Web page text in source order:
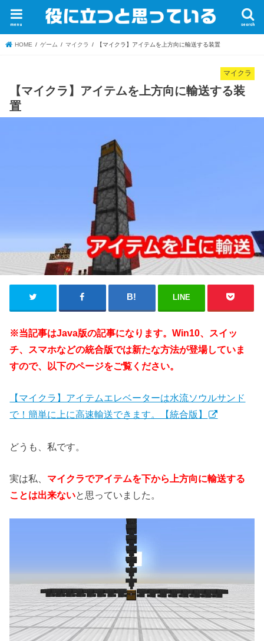
search
menu
HOME ゲーム マイクラ 【マイクラ】アイテムを上方向に輸送する装置
マイクラ
【マイクラ】アイテムを上方向に輸送する装
置
LINE
※当記事はJava版の記事になります。Win10、スイッ
チ、スマホなどの統合版では新たな方法が登場していま
すので、以下のページをご覧ください。
【マイクラ】アイテムエレベーターは水流ソウルサンド
で！簡単に上に高速輸送できます。【統合版】
どうも、私です。
実は私、 マイクラでアイテムを下から上方向に輸送する
ことは出来ないと思っていました。